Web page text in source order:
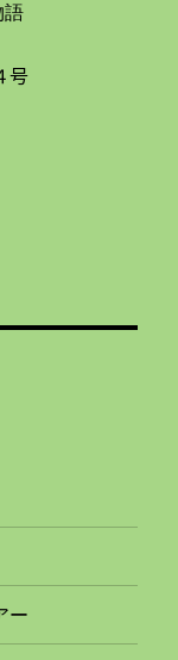
語
号
ー